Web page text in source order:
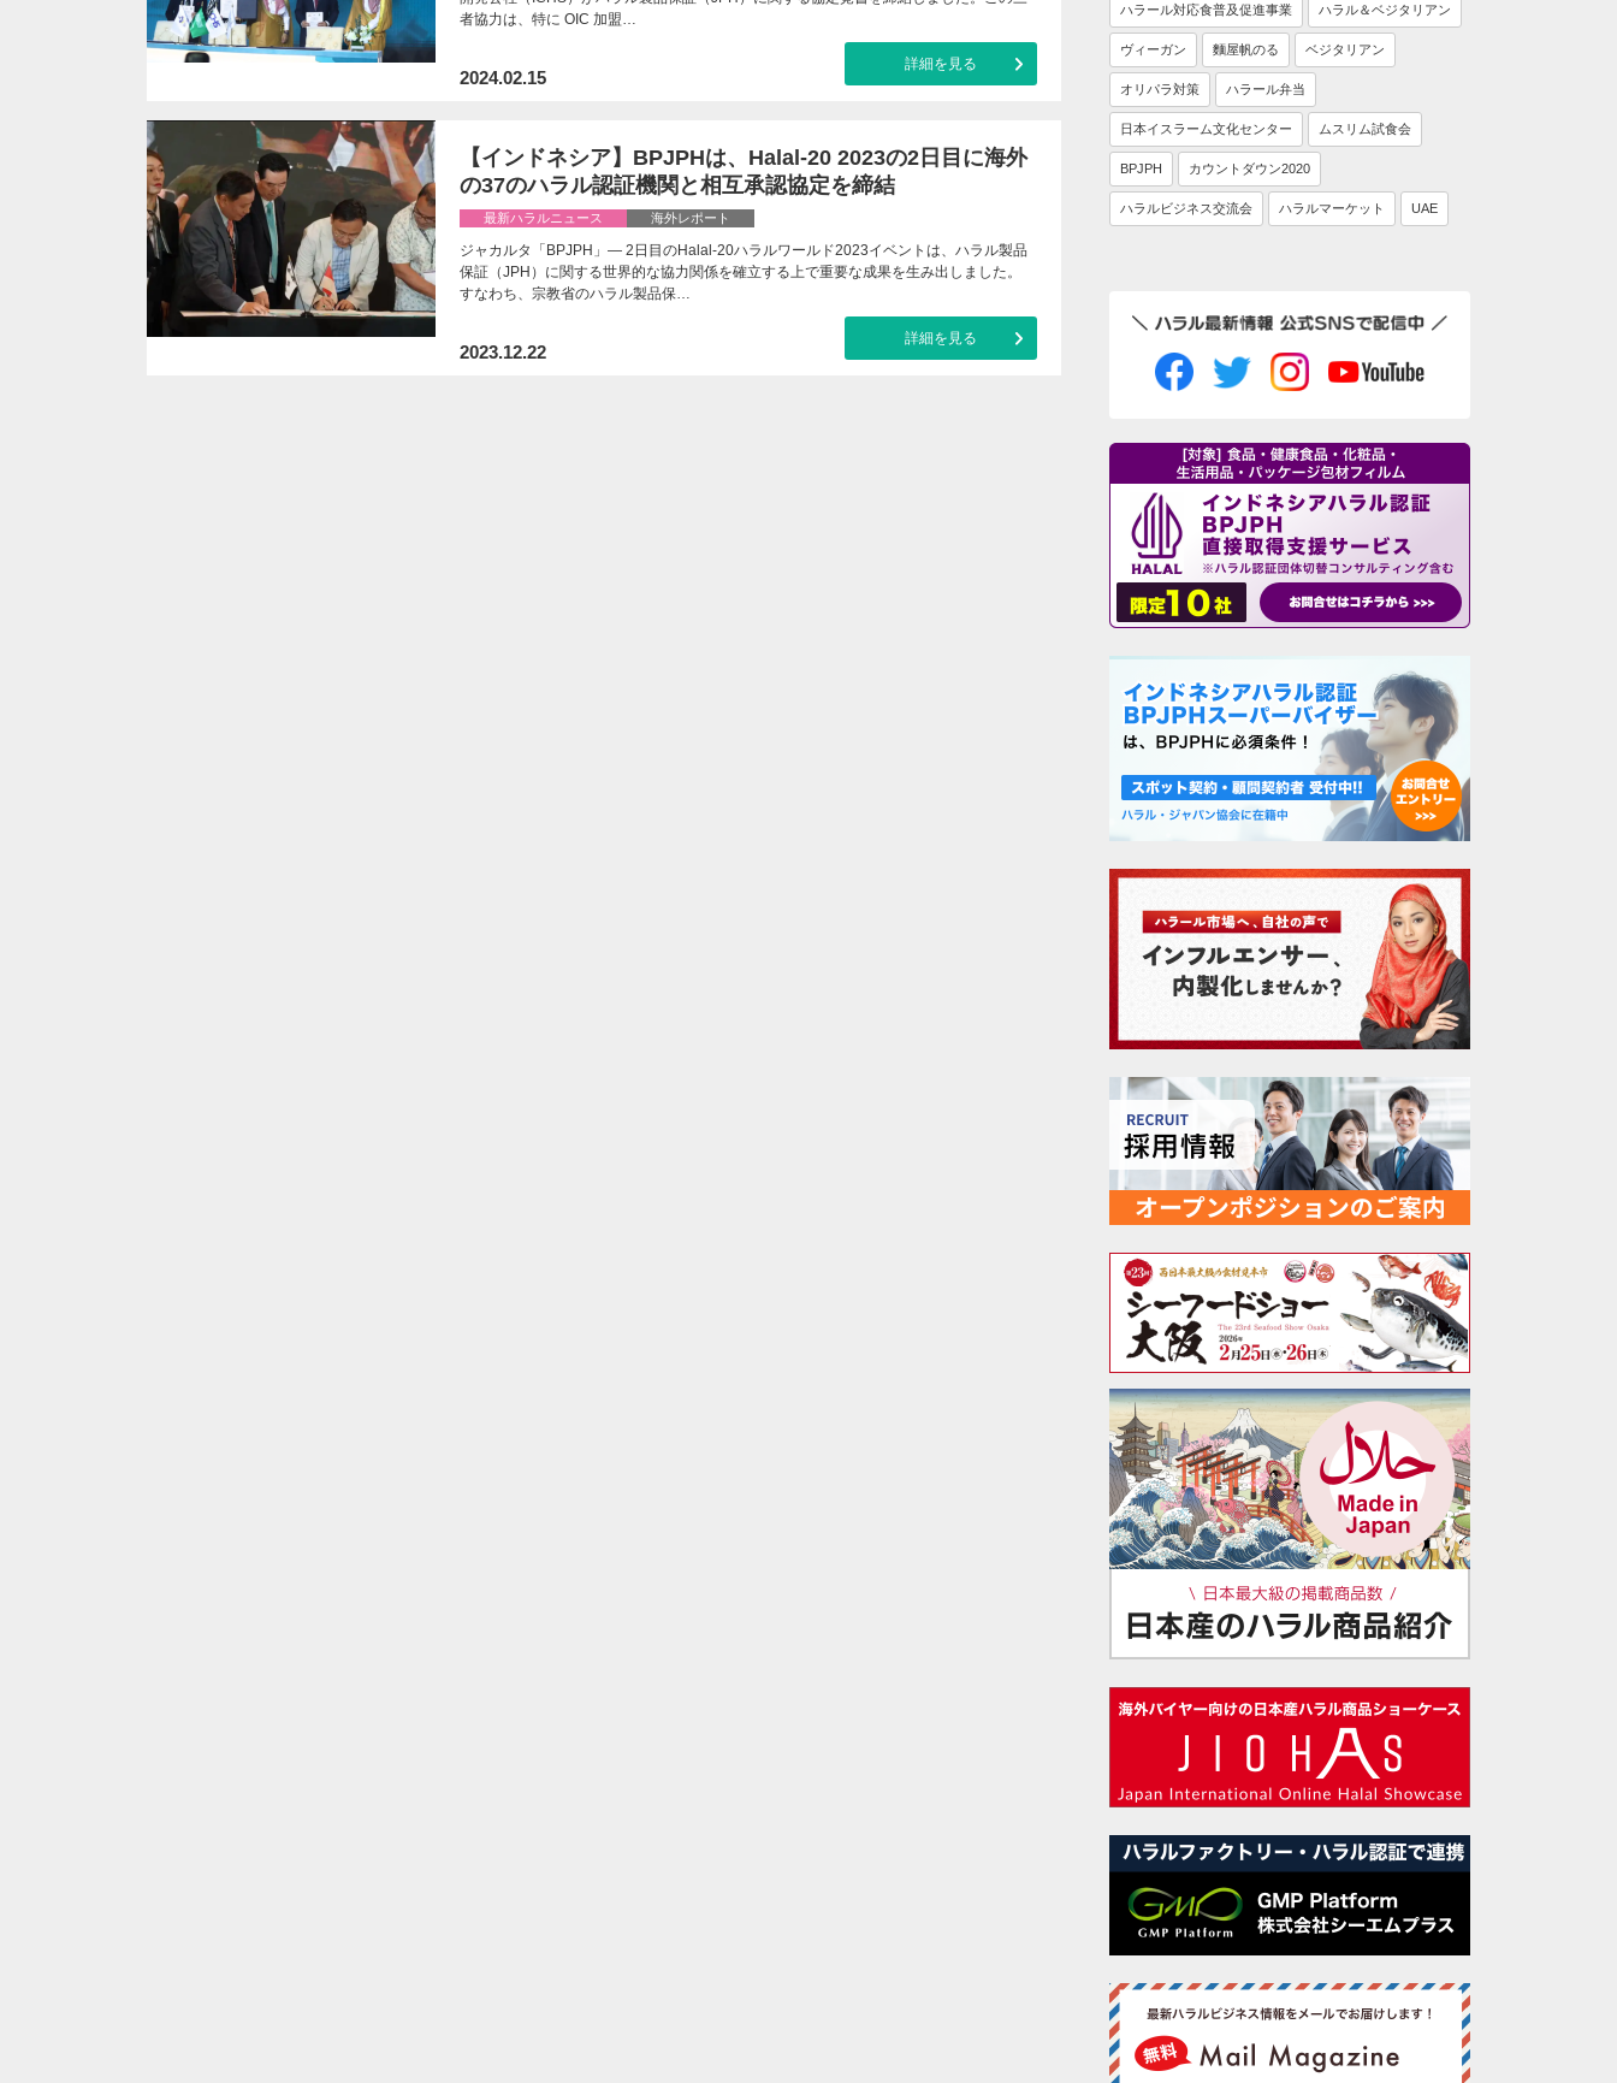
者協力は、特に OIC 加盟…
2024.02.15
詳細を見る
【インドネシア】BPJPHは、Halal-20 2023の2日目に海外
の37のハラル認証機関と相互承認協定を締結
最新ハラルニュース 海外レポート
ジャカルタ「BPJPH」— 2日目のHalal-20ハラルワールド2023イベントは、ハラル製品
保証（JPH）に関する世界的な協力関係を確立する上で重要な成果を生み出しました。
すなわち、宗教省のハラル製品保…
2023.12.22
詳細を見る
ハラール対応食普及促進事業 ハラル＆ベジタリアン
ヴィーガン 麵屋帆のる ベジタリアン
オリパラ対策 ハラール弁当
日本イスラーム文化センター ムスリム試食会
BPJPH カウントダウン2020
ハラルビジネス交流会 ハラルマーケット UAE